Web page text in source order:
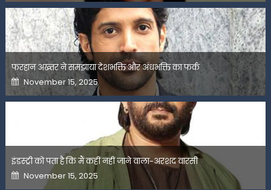
फरहान अख्तर ने समझाया देशभक्ति और अंधभक्ति का फर्क
Posted
on
November 15, 2025
इंडस्ट्री को पता है कि मैं कहीं नहीं जाने वाला-अरशद वारसी
Posted
on
November 15, 2025